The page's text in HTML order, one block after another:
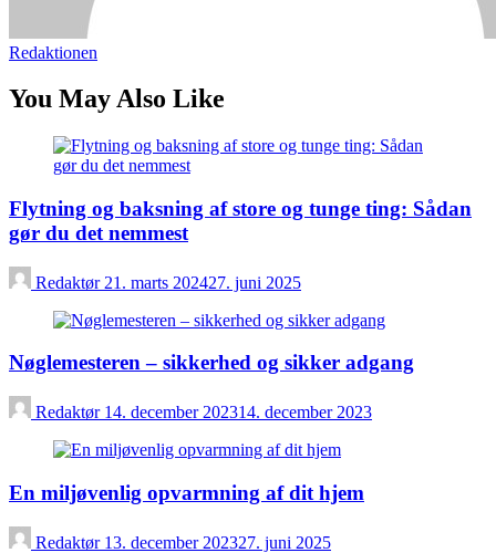
Redaktionen
You May Also Like
Flytning og baksning af store og tunge ting: Sådan
gør du det nemmest
Redaktør 21. marts 202427. juni 2025
Nøglemesteren – sikkerhed og sikker adgang
Redaktør 14. december 202314. december 2023
En miljøvenlig opvarmning af dit hjem
Redaktør 13. december 202327. juni 2025